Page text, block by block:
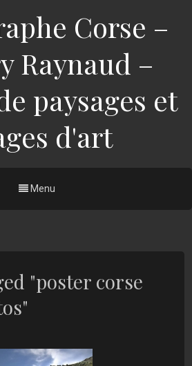
Corse –
Raynaud –
paysages et
d'art
Menu
"poster corse